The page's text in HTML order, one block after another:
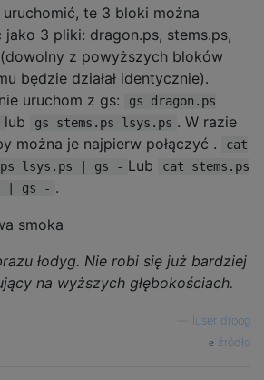
}{ % recurse
%(A)= pstack
exch % level string
{ % level char
load exch % string level
1 add S   % string
} forall
}ifelse
1 sub            % return level-1
%(C)= pstack
te 3 bloki można
jako 3 pliki: dragon.ps, stems.ps,
z powyższych bloków
będzie działał identycznie).
uruchom z gs:
gs dragon.ps
lub gs stems.ps lsys.ps . W razie
można je najpierw połączyć .
cat
lsys.ps | gs - Lub
cat stems.ps
| gs - .
łodyg. Nie robi się już bardziej
na wyższych głębokościach.
luser droog
źródło